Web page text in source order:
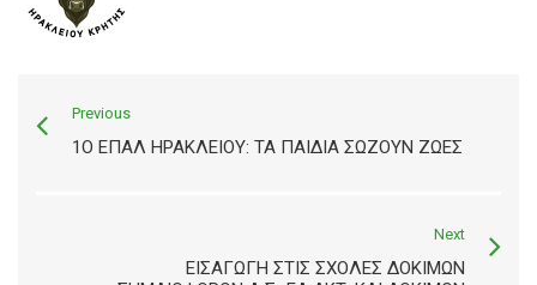
Previous
1Ο ΕΠΑΛ ΗΡΑΚΛΕΊΟΥ: ΤΑ ΠΑΙΔΙΆ ΣΏΖΟΥΝ ΖΩΈΣ
Next
ΕΙΣΑΓΩΓΉ ΣΤΙΣ ΣΧΟΛΈΣ ΔΟΚΊΜΩΝ